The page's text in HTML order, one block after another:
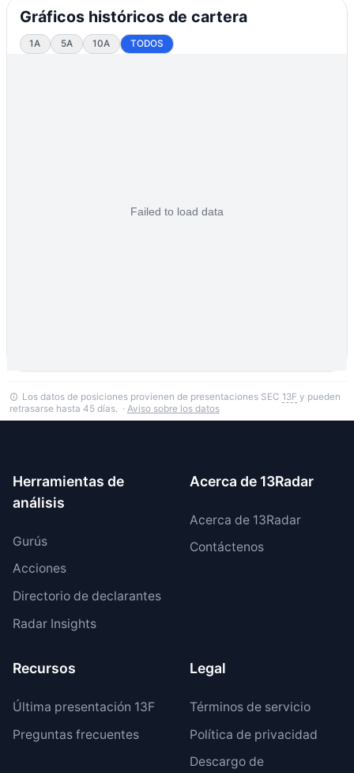
Gráficos históricos de cartera
1A 5A 10A TODOS
Los datos de posiciones provienen de presentaciones SEC 13F y pueden
retrasarse hasta 45 días. · Aviso sobre los datos
Herramientas de
análisis
Gurús
Acciones
Directorio de declarantes
Radar Insights
Acerca de 13Radar
Acerca de 13Radar
Contáctenos
Recursos
Última presentación 13F
Preguntas frecuentes
Legal
Términos de servicio
Política de privacidad
Descargo de